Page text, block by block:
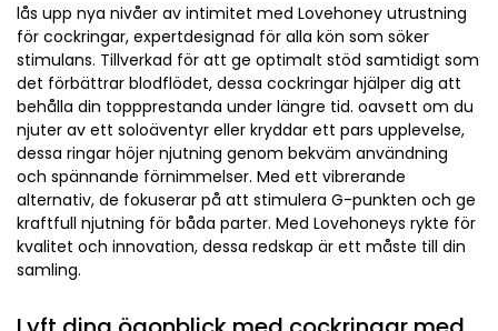
lås upp nya nivåer av intimitet med Lovehoney utrustning
för cockringar, expertdesignad för alla kön som söker
stimulans. Tillverkad för att ge optimalt stöd samtidigt som
det förbättrar blodflödet, dessa cockringar hjälper dig att
behålla din toppprestanda under längre tid. oavsett om du
njuter av ett soloäventyr eller kryddar ett pars upplevelse,
dessa ringar höjer njutning genom bekväm användning
och spännande förnimmelser. Med ett vibrerande
alternativ, de fokuserar på att stimulera G-punkten och ge
kraftfull njutning för båda parter. Med Lovehoneys rykte för
kvalitet och innovation, dessa redskap är ett måste till din
samling.